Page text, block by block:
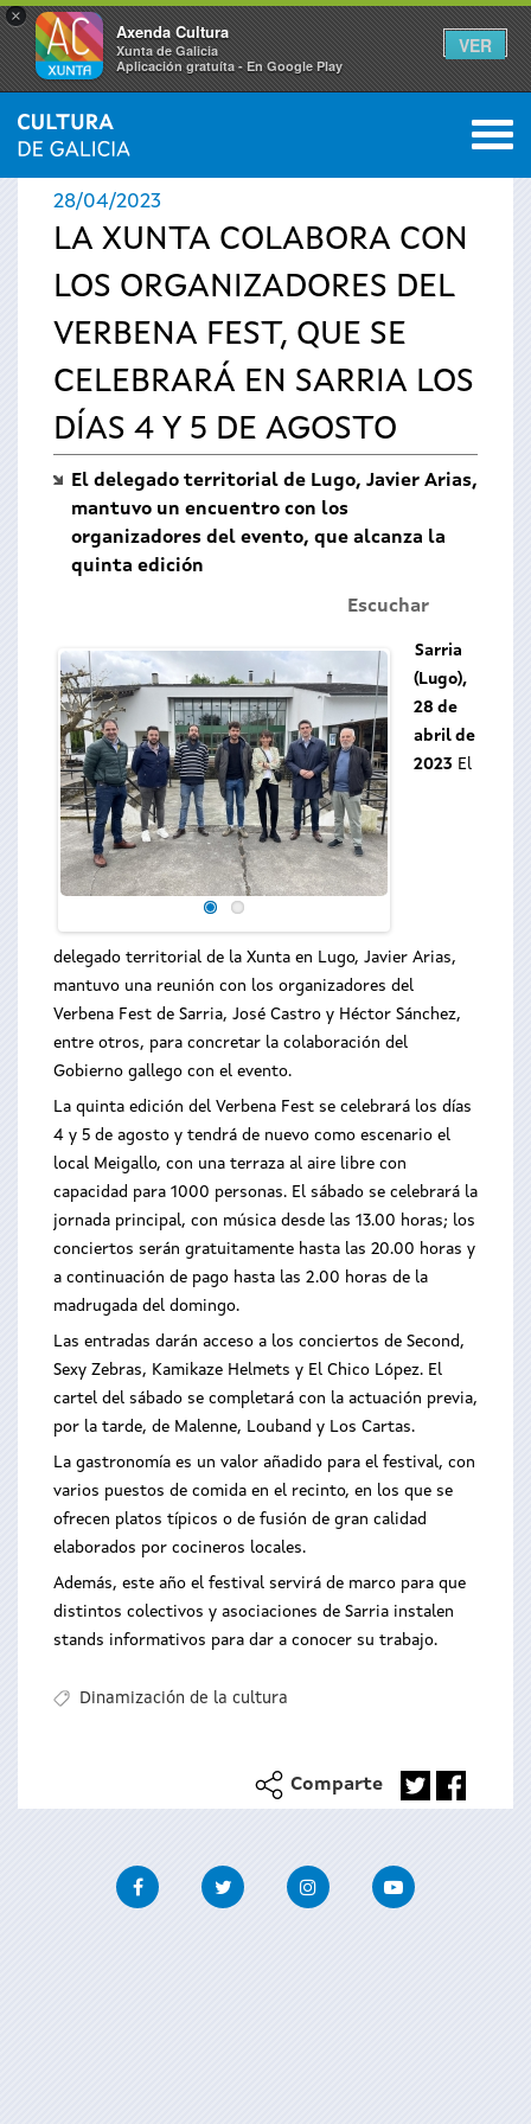
×
Axenda Cultura
Xunta de Galicia
Aplicación gratuíta - En Google Play
VER
Se
encuentra
usted
aquí
INICIO › ACTUALIDAD 0
28/04/2023
LA XUNTA COLABORA CON
LOS ORGANIZADORES DEL
VERBENA FEST, QUE SE
CELEBRARÁ EN SARRIA LOS
DÍAS 4 Y 5 DE AGOSTO
El delegado territorial de Lugo, Javier Arias,
mantuvo un encuentro con los
organizadores del evento, que alcanza la
quinta edición
Escuchar
Sarria
(Lugo),
28 de
abril de
2023 El
delegado territorial de la Xunta en Lugo, Javier Arias,
mantuvo una reunión con los organizadores del
Verbena Fest de Sarria, José Castro y Héctor Sánchez,
entre otros, para concretar la colaboración del
Gobierno gallego con el evento.
La quinta edición del Verbena Fest se celebrará los días
4 y 5 de agosto y tendrá de nuevo como escenario el
local Meigallo, con una terraza al aire libre con
capacidad para 1000 personas. El sábado se celebrará la
jornada principal, con música desde las 13.00 horas; los
conciertos serán gratuitamente hasta las 20.00 horas y
a continuación de pago hasta las 2.00 horas de la
madrugada del domingo.
Las entradas darán acceso a los conciertos de Second,
Sexy Zebras, Kamikaze Helmets y El Chico López. El
cartel del sábado se completará con la actuación previa,
por la tarde, de Malenne, Louband y Los Cartas.
La gastronomía es un valor añadido para el festival, con
varios puestos de comida en el recinto, en los que se
ofrecen platos típicos o de fusión de gran calidad
elaborados por cocineros locales.
Además, este año el festival servirá de marco para que
distintos colectivos y asociaciones de Sarria instalen
stands informativos para dar a conocer su trabajo.
Dinamización de la cultura
Comparte
FacebookTwitter InstagramYoutube